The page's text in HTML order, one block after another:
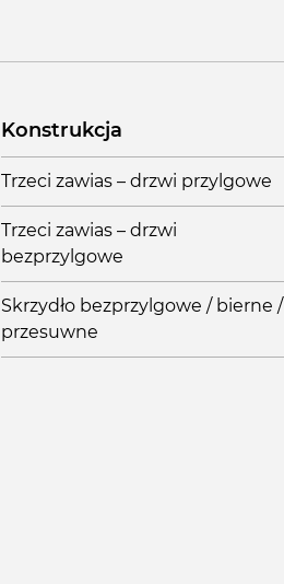
Konstrukcja
Trzeci zawias – drzwi przylgowe
Trzeci zawias – drzwi
bezprzylgowe
Skrzydło bezprzylgowe / bierne /
przesuwne